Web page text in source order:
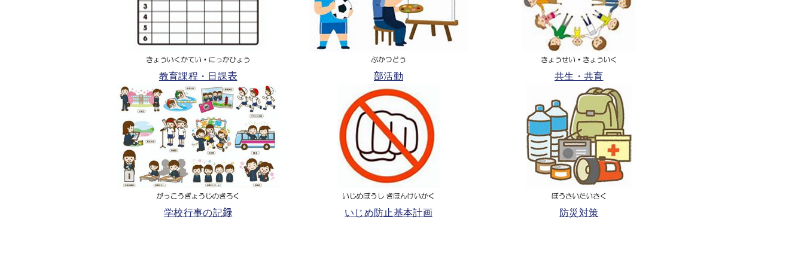
教育課程・日課表 部活動 共生・共育
学校行事の記録 いじめ防止基本計画 防災対策